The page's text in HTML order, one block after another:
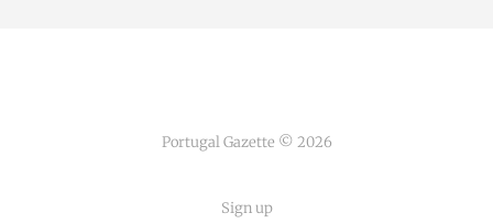
Portugal Gazette © 2026
Sign up